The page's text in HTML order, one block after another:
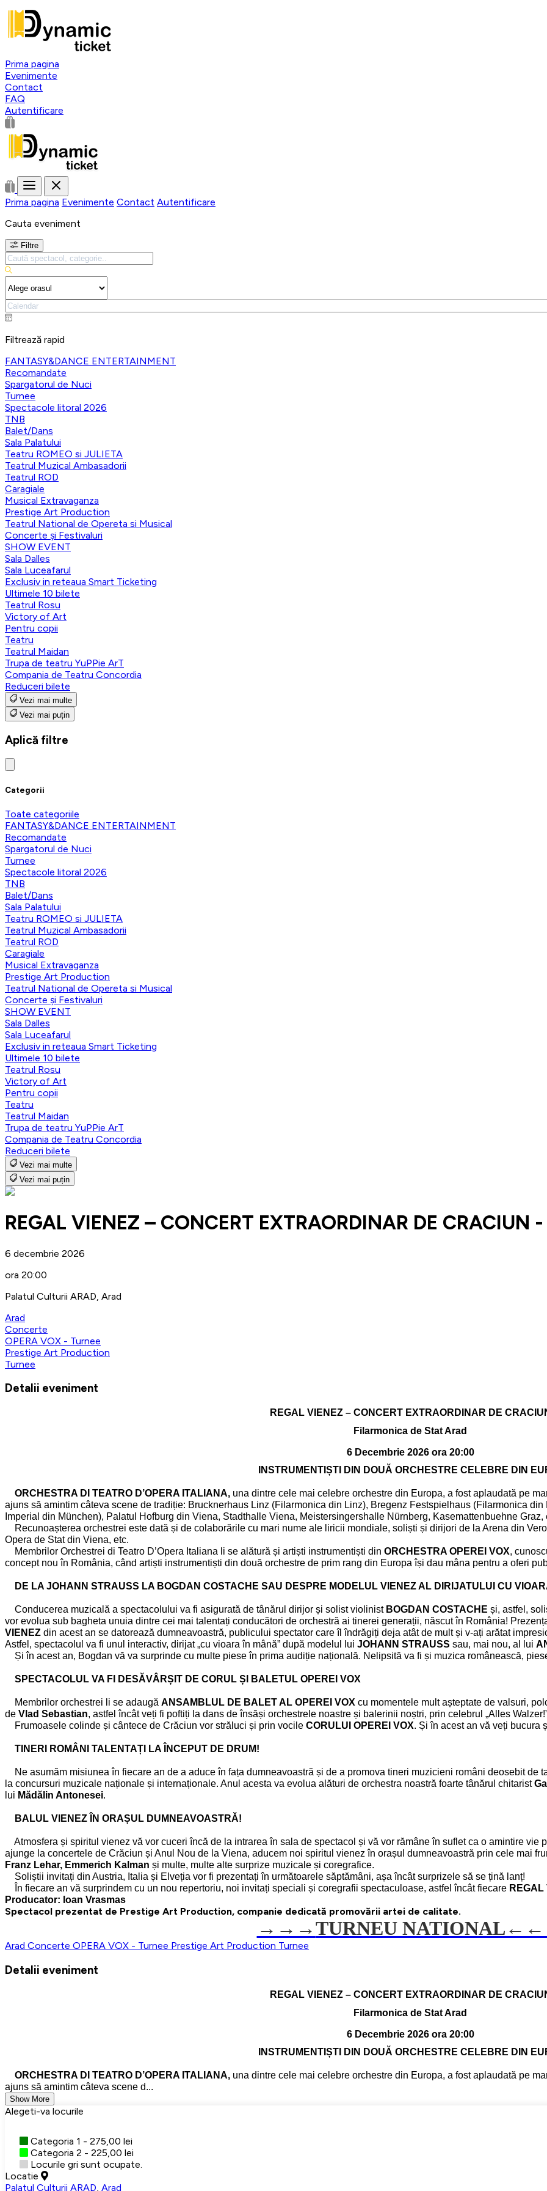
Prima pagina
Evenimente
Contact
FAQ
Autentificare
Prima pagina Evenimente Contact Autentificare
Cauta eveniment
Filtre
Filtrează rapid
FANTASY&DANCE ENTERTAINMENT
Recomandate
Spargatorul de Nuci
Turnee
Spectacole litoral 2026
TNB
Balet/Dans
Sala Palatului
Teatru ROMEO si JULIETA
Teatrul Muzical Ambasadorii
Teatrul ROD
Caragiale
Musical Extravaganza
Prestige Art Production
Teatrul National de Opereta si Musical
Concerte și Festivaluri
SHOW EVENT
Sala Dalles
Sala Luceafarul
Exclusiv in reteaua Smart Ticketing
Ultimele 10 bilete
Teatrul Rosu
Victory of Art
Pentru copii
Teatru
Teatrul Maidan
Trupa de teatru YuPPie ArT
Compania de Teatru Concordia
Reduceri bilete
Vezi mai multe
Vezi mai puțin
Aplică filtre
Categorii
Toate categoriile
FANTASY&DANCE ENTERTAINMENT
Recomandate
Spargatorul de Nuci
Turnee
Spectacole litoral 2026
TNB
Balet/Dans
Sala Palatului
Teatru ROMEO si JULIETA
Teatrul Muzical Ambasadorii
Teatrul ROD
Caragiale
Musical Extravaganza
Prestige Art Production
Teatrul National de Opereta si Musical
Concerte și Festivaluri
SHOW EVENT
Sala Dalles
Sala Luceafarul
Exclusiv in reteaua Smart Ticketing
Ultimele 10 bilete
Teatrul Rosu
Victory of Art
Pentru copii
Teatru
Teatrul Maidan
Trupa de teatru YuPPie ArT
Compania de Teatru Concordia
Reduceri bilete
Vezi mai multe
Vezi mai puțin
REGAL VIENEZ – CONCERT EXTRAORDINAR DE CRACIUN
6 decembrie 2026
ora 20:00
Palatul Culturii ARAD, Arad
Arad
Concerte
OPERA VOX - Turnee
Prestige Art Production
Turnee
Detalii eveniment
REGAL VIENEZ – CONCERT EXTRAORDINAR DE
Filarmonica de Stat Arad
6 Decembrie 2026 ora 20:00
INSTRUMENTIȘTI DIN DOUĂ ORCHESTRE CELEBRE DIN
ORCHESTRA DI TEATRO D’OPERA ITALIANA, una dintre cele mai celebre orchestre din Europa, a fost aplaudată pe
ajuns să amintim câteva scene de tradiție: Brucknerhaus Linz (Filarmonica din Linz), Bregenz Festspielhaus (Filarmonica
Imperial din München), Palatul Hofburg din Viena, Stadthalle Viena, Meistersingershalle Nürnberg, Kasemattenbuehne Graz,
Recunoașterea orchestrei este dată și de colaborările cu mari nume ale liricii mondiale, soliști și dirijori de la Arena din
Opera de Stat din Viena, etc.
Membrilor Orchestrei di Teatro D’Opera Italiana li se alătură și artiști instrumentiști din ORCHESTRA OPEREI VOX,
concept nou în România, când artiști instrumentiști din două orchestre de prim rang din Europa își dau mâna pentru a oferi
DE LA JOHANN STRAUSS LA BOGDAN COSTACHE SAU DESPRE MODELUL VIENEZ AL DIRIJATULUI CU
Conducerea muzicală a spectacolului va fi asigurată de tânărul dirijor și solist violinist BOGDAN COSTACHE și, astfel,
vor evolua sub bagheta unuia dintre cei mai talentați conducători de orchestră ai tinerei generații, născut în România!
VIENEZ din acest an se datorează dumneavoastră, publicului spectator care îl îndrăgiți deja atât de mult și v-ați arătat
Astfel, spectacolul va fi unul interactiv, dirijat „cu vioara în mână” după modelul lui JOHANN STRAUSS sau, mai nou, al lui
Și în acest an, Bogdan vă va surprinde cu multe piese în prima audiție națională. Nelipsită va fi și muzica românească,
SPECTACOLUL VA FI DESĂVÂRȘIT DE CORUL ȘI BALETUL OPEREI VOX
Membrilor orchestrei li se adaugă ANSAMBLUL DE BALET AL OPEREI VOX cu momentele mult așteptate de valsuri,
de Vlad Sebastian, astfel încât veți fi poftiți la dans de însăși orchestrele noastre și balerinii noștri, prin celebrul „Alles
Frumoasele colinde și cântece de Crăciun vor străluci și prin vocile CORULUI OPEREI VOX. Și în acest an vă veți bucura
TINERI ROMÂNI TALENTAȚI LA ÎNCEPUT DE DRUM!
Ne asumăm misiunea în fiecare an de a aduce în fața dumneavoastră și de a promova tineri muzicieni români deosebit de
la concursuri muzicale naționale și internaționale. Anul acesta va evolua alături de orchestra noastră foarte tânărul chitarist
lui Mădălin Antonesei.
BALUL VIENEZ ÎN ORAȘUL DUMNEAVOASTRĂ!
Atmosfera și spiritul vienez vă vor cuceri încă de la intrarea în sala de spectacol și vă vor rămâne în suflet ca o amintire vie
ajunge la concertele de Crăciun și Anul Nou de la Viena, aducem noi spiritul vienez în orașul dumneavoastră prin cele mai
Franz Lehar, Emmerich Kalman și multe, multe alte surprize muzicale și coregrafice.
Soliștii invitați din Austria, Italia și Elveția vor fi prezentați în următoarele săptămâni, așa încât surprizele să se țină lanț!
În fiecare an vă surprindem cu un nou repertoriu, noi invitați speciali și coregrafii spectaculoase, astfel încât fiecare REGAL
Producator: Ioan Vrasmas
Spectacol prezentat de Prestige Art Production, companie dedicată promovării artei de calitate.
→→→TURNEU
Arad Concerte OPERA VOX - Turnee Prestige Art Production Turnee
Detalii eveniment
REGAL VIENEZ – CONCERT EXTRAORDINAR DE
Filarmonica de Stat Arad
6 Decembrie 2026 ora 20:00
INSTRUMENTIȘTI DIN DOUĂ ORCHESTRE CELEBRE DIN
ORCHESTRA DI TEATRO D’OPERA ITALIANA, una dintre cele mai celebre orchestre din Europa, a fost aplaudată pe
ajuns să amintim câteva scene d...
Show More
Alegeti-va locurile
Categoria 1 - 275,00 lei
Categoria 2 - 225,00 lei
Locurile gri sunt ocupate.
Locatie
Palatul Culturii ARAD, Arad